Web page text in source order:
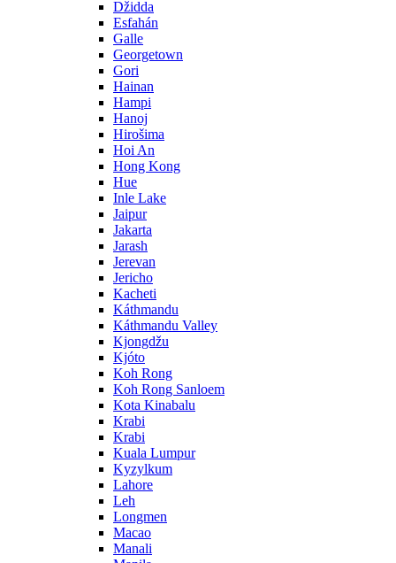
Džidda
Esfahán
Galle
Georgetown
Gori
Hainan
Hampi
Hanoj
Hirošima
Hoi An
Hong Kong
Hue
Inle Lake
Jaipur
Jakarta
Jarash
Jerevan
Jericho
Kacheti
Káthmandu
Káthmandu Valley
Kjongdžu
Kjóto
Koh Rong
Koh Rong Sanloem
Kota Kinabalu
Krabi
Krabi
Kuala Lumpur
Kyzylkum
Lahore
Leh
Longmen
Macao
Manali